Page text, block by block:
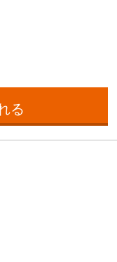
る